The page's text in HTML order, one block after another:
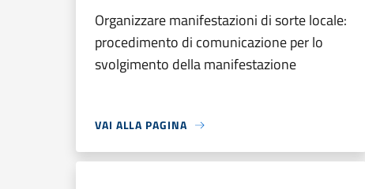
Organizzare manifestazioni di sorte locale:
procedimento di comunicazione per lo
svolgimento della manifestazione
VAI ALLA PAGINA